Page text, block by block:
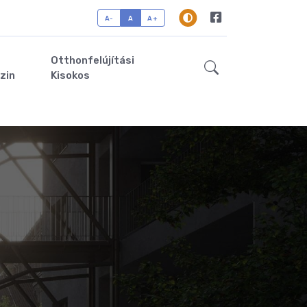
A- A A+
Otthonfelújítási
Kisokos